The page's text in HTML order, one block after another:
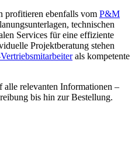
profitieren ebenfalls vom P&M
technischen
Services für eine effiziente
Projektberatung stehen
als kompetente
alle relevanten Informationen –
bis hin zur Bestellung.